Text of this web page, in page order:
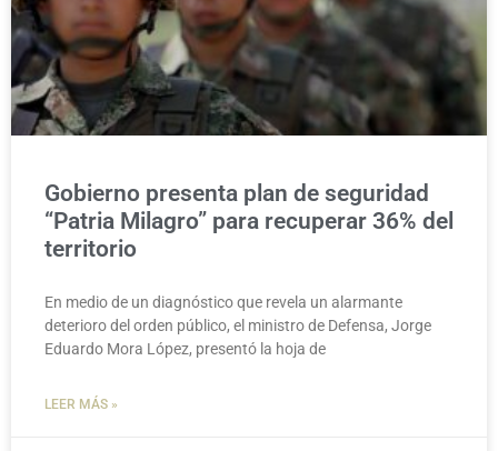
Gobierno presenta plan de seguridad
“Patria Milagro” para recuperar 36% del
territorio
En medio de un diagnóstico que revela un alarmante
deterioro del orden público, el ministro de Defensa, Jorge
Eduardo Mora López, presentó la hoja de
LEER MÁS »